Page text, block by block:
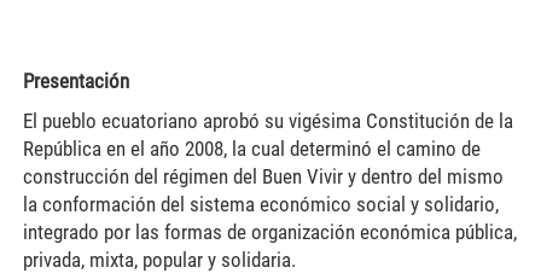
Presentación
El pueblo ecuatoriano aprobó su vigésima Constitución de la
República en el año 2008, la cual determinó el camino de
construcción del régimen del Buen Vivir y dentro del mismo
la conformación del sistema económico social y solidario,
integrado por las formas de organización económica pública,
privada, mixta, popular y solidaria.